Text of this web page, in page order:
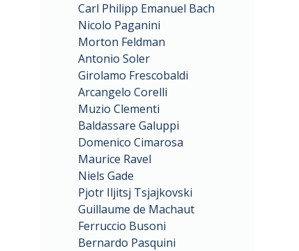
Carl Philipp Emanuel Bach
Nicolo Paganini
Morton Feldman
Antonio Soler
Girolamo Frescobaldi
Arcangelo Corelli
Muzio Clementi
Baldassare Galuppi
Domenico Cimarosa
Maurice Ravel
Niels Gade
Pjotr Iljitsj Tsjajkovski
Guillaume de Machaut
Ferruccio Busoni
Bernardo Pasquini